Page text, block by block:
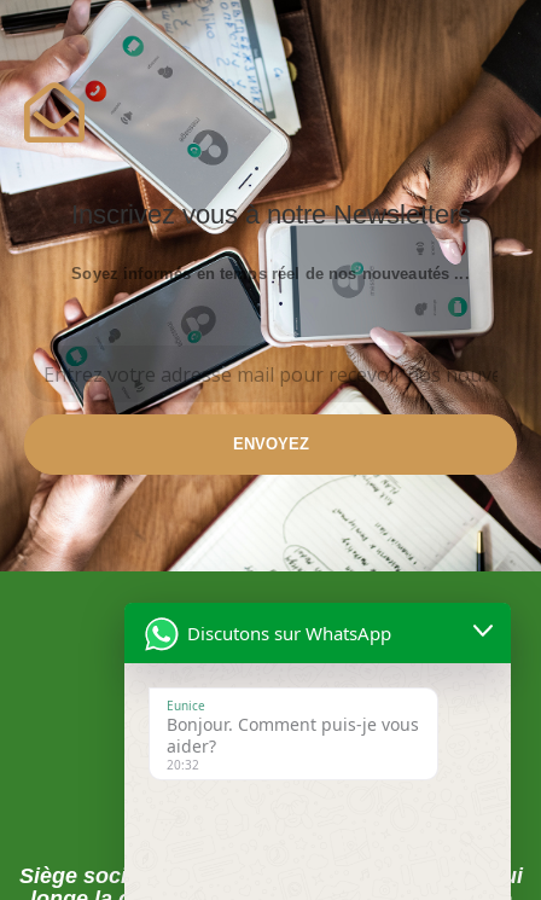
Inscrivez vous à notre Newsletters
Soyez informés en temps réel de nos nouveautés ...
ENVOYEZ
Siège social , Abomey-Calavi, La rue du pavé qui
Discutons sur WhatsApp
Eunice
Bonjour. Comment puis-je vous
aider?
20:32